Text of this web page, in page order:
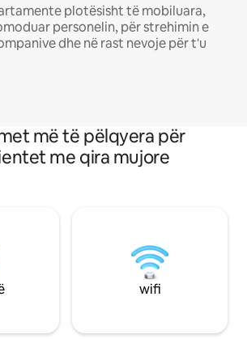
plotësisht të mobiluara,
personelin, për strehimin e
dhe në rast nevoje për t'u
më të pëlqyera për
me qira mujore
wifi